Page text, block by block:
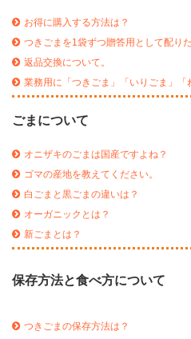
お得に購入する方法は？
つきごまを1袋ずつ贈答用として配りた
返品交換について。
業務用に「つきごま」「いりごま」「
ごまについて
オニザキのごまは国産ですよね？
ゴマの産地を教えてください。
白ごまと黒ごまの違いは？
オーガニックとは？
新ごまとは？
保存方法と食べ方について
つきごまの保存方法は？